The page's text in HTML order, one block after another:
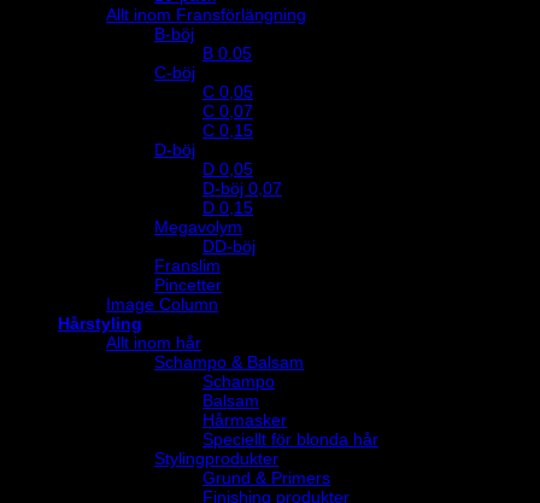
Allt inom Fransförlängning
B-böj
B 0.05
C-böj
C 0,05
C 0,07
C 0,15
D-böj
D 0,05
D-böj 0,07
D 0,15
Megavolym
DD-böj
Franslim
Pincetter
Image Column
Hårstyling
Allt inom hår
Schampo & Balsam
Schampo
Balsam
Hårmasker
Speciellt för blonda hår
Stylingprodukter
Grund & Primers
Finishing produkter